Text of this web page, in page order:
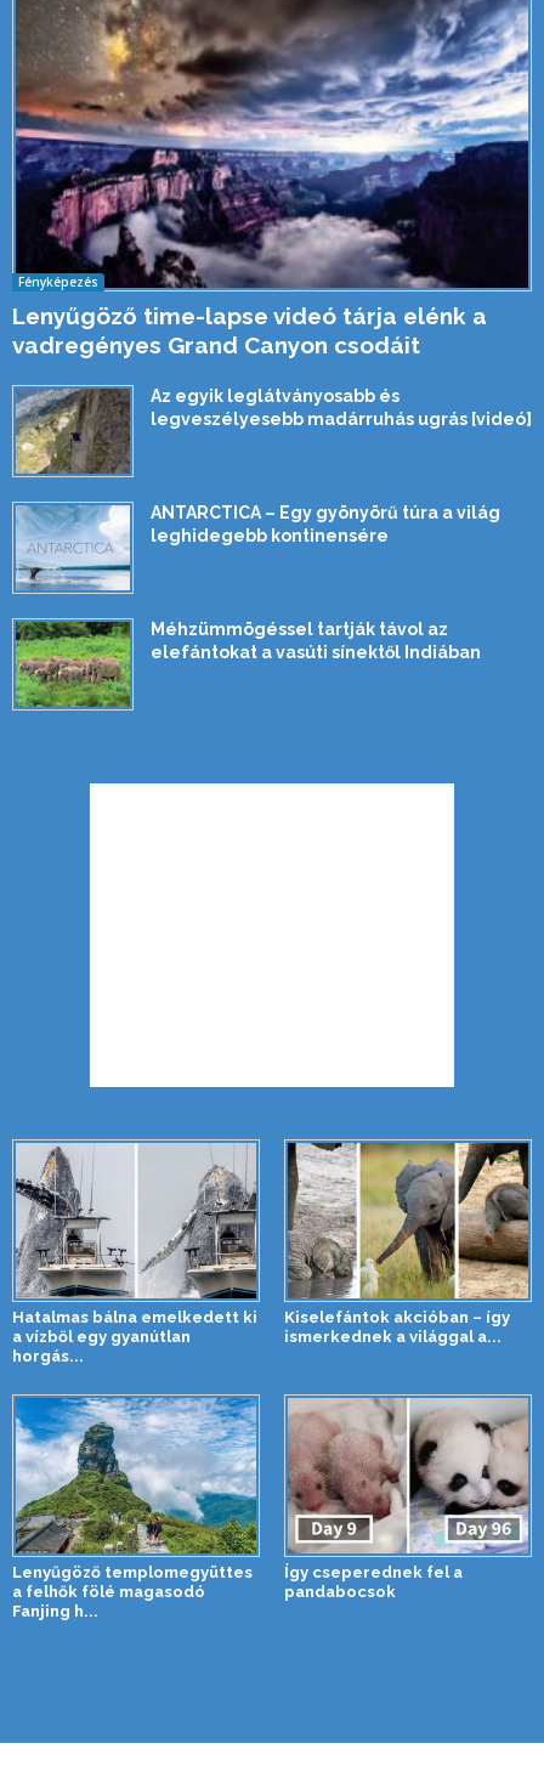
Fényképezés
Lenyűgöző time-lapse videó tárja elénk a
vadregényes Grand Canyon csodáit
Az egyik leglátványosabb és
legveszélyesebb madárruhás ugrás [videó]
ANTARCTICA – Egy gyönyörű túra a világ
leghidegebb kontinensére
Méhzümmögéssel tartják távol az
elefántokat a vasúti sínektől Indiában
Hatalmas bálna emelkedett ki
a vízből egy gyanútlan
horgás...
Kiselefántok akcióban – így
ismerkednek a világgal a...
Lenyűgöző templomegyüttes
a felhők fölé magasodó
Fanjing h...
Így cseperednek fel a
pandabocsok